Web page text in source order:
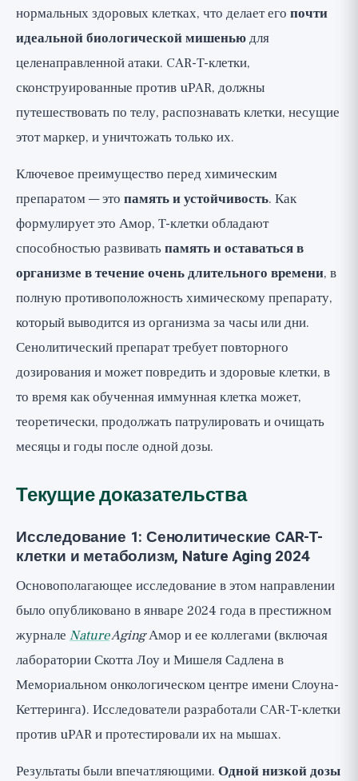
нормальных здоровых клетках, что делает его почти
идеальной биологической мишеньюдля
целенаправленной атаки. CAR-T-клетки,
сконструированные против uPAR, должны
путешествовать по телу, распознавать клетки, несущие
этот маркер, и уничтожать только их.
Ключевое преимущество перед химическим
препаратом — это память и устойчивость. Как
формулирует это Амор, T-клетки обладают
способностью развиватьпамять и оставаться в
организме в течение очень длительного времени, в
полную противоположность химическому препарату,
который выводится из организма за часы или дни.
Сенолитический препарат требует повторного
дозирования и может повредить и здоровые клетки, в
то время как обученная иммунная клетка может,
теоретически, продолжать патрулировать и очищать
месяцы и годы после одной дозы.
Текущие доказательства
Исследование 1: Сенолитические CAR-T-
клетки и метаболизм, Nature Aging 2024
Основополагающее исследование в этом направлении
было опубликовано в январе 2024 года в престижном
журнале NatureAgingАмор и ее коллегами (включая
лаборатории Скотта Лоу и Мишеля Садлена в
Мемориальном онкологическом центре имени Слоуна-
Кеттеринга). Исследователи разработали CAR-T-клетки
против uPAR и протестировали их на мышах.
Результаты были впечатляющими. Одной низкой дозы